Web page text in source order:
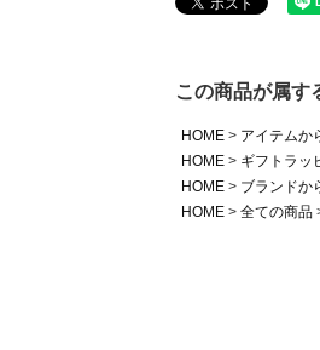
この商品が属す
HOME アイテムか
HOME
ギフトラッ
HOME
ブランドか
HOME
全ての商品